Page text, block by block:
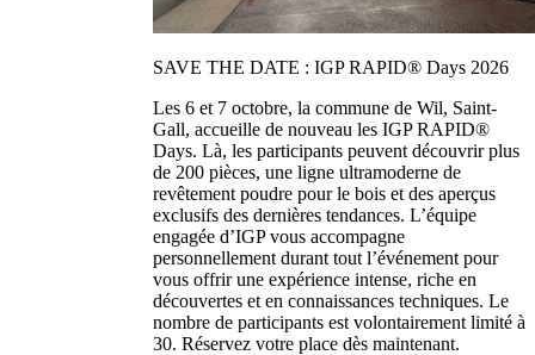
SAVE THE DATE : IGP RAPID® Days 2026
Les 6 et 7 octobre, la commune de Wil, Saint-
Gall, accueille de nouveau les IGP RAPID®
Days. Là, les participants peuvent découvrir plus
de 200 pièces, une ligne ultramoderne de
revêtement poudre pour le bois et des aperçus
exclusifs des dernières tendances. L’équipe
engagée d’IGP vous accompagne
personnellement durant tout l’événement pour
vous offrir une expérience intense, riche en
découvertes et en connaissances techniques. Le
nombre de participants est volontairement limité à
30. Réservez votre place dès maintenant.